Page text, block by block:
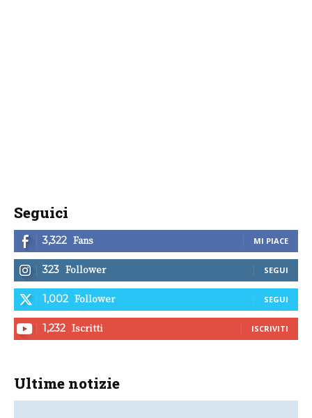
Seguici
3,322 Fans MI PIACE
323 Follower SEGUI
1,002 Follower SEGUI
1,232 Iscritti ISCRIVITI
Ultime notizie